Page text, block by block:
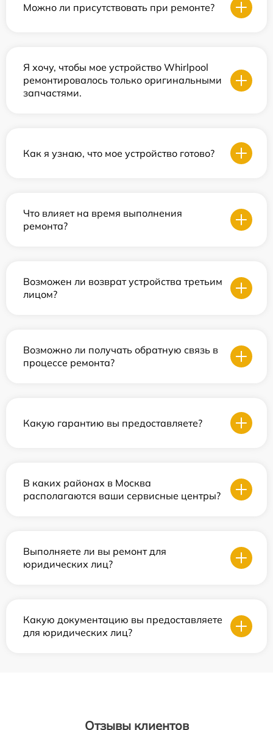
Можно ли присутствовать при ремонте?
Я хочу, чтобы мое устройство Whirlpool
ремонтировалось только оригинальными
запчастями.
Как я узнаю, что мое устройство готово?
Что влияет на время выполнения
ремонта?
Возможен ли возврат устройства третьим
лицом?
Возможно ли получать обратную связь в
процессе ремонта?
Какую гарантию вы предоставляете?
В каких районах в Москва
располагаются ваши сервисные центры?
Выполняете ли вы ремонт для
юридических лиц?
Какую документацию вы предоставляете
для юридических лиц?
Отзывы клиентов